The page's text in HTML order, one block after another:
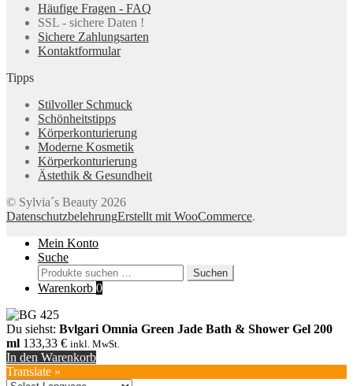
Häufige Fragen - FAQ
SSL - sichere Daten !
Sichere Zahlungsarten
Kontaktformular
Tipps
Stilvoller Schmuck
Schönheitstipps
Körperkonturierung
Moderne Kosmetik
Körperkonturierung
Ästethik & Gesundheit
© Sylvia´s Beauty 2026
DatenschutzbelehrungErstellt mit WooCommerce.
Mein Konto
Suche
Suchen
nach:
Suchen
Warenkorb 0
Du siehst: Bvlgari Omnia Green Jade Bath & Shower Gel 200
ml 133,33 € inkl. MwSt.
In den Warenkorb
Translate »